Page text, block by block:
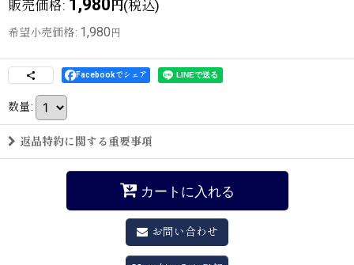
販売価格: 1,980円(税込)
希望小売価格: 1,980 円
Facebookでシェア
数量:
返品特約に関する重要事項
カートに入れる
お問い合わせ